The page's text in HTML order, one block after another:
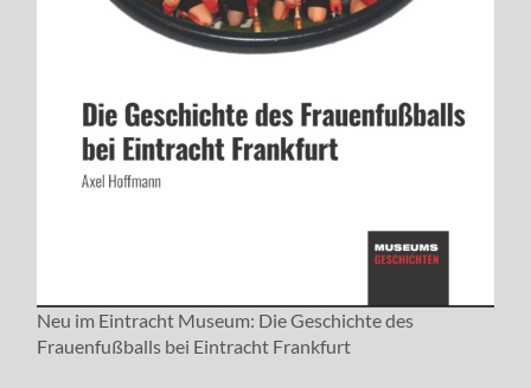
Neu im Eintracht Museum: Die Geschichte des
Frauenfußballs bei Eintracht Frankfurt